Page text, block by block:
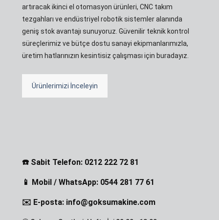
artıracak ikinci el otomasyon ürünleri, CNC takım
tezgahları ve endüstriyel robotik sistemler alanında
geniş stok avantajı sunuyoruz. Güvenilir teknik kontrol
süreçlerimiz ve bütçe dostu sanayi ekipmanlarımızla,
üretim hatlarınızın kesintisiz çalışması için buradayız.
Ürünlerimizi İnceleyin
☎️ Sabit Telefon: 0212 222 72 81
📱 Mobil / WhatsApp: 0544 281 77 61
✉️ E-posta: info@goksumakine.com